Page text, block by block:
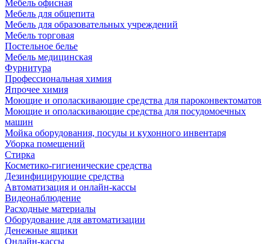
Мебель офисная
Мебель для общепита
Мебель для образовательных учреждений
Мебель торговая
Постельное белье
Мебель медицинская
Фурнитура
Профессиональная химия
Япрочее химия
Моющие и ополаскивающие средства для пароконвектоматов
Моющие и ополаскивающие средства для посудомоечных
машин
Мойка оборудования, посуды и кухонного инвентаря
Уборка помещений
Стирка
Косметико-гигиенические средства
Дезинфицирующие средства
Автоматизация и онлайн-кассы
Видеонаблюдение
Расходные материалы
Оборудование для автоматизации
Денежные ящики
Онлайн-кассы